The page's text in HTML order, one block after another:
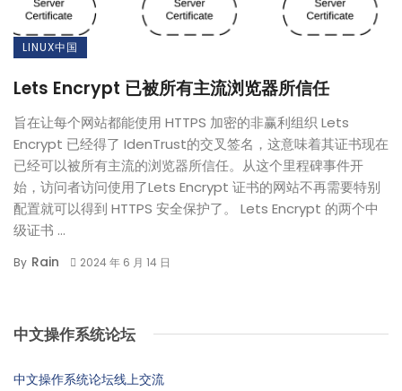
LINUX中国
Lets Encrypt 已被所有主流浏览器所信任
旨在让每个网站都能使用 HTTPS 加密的非赢利组织 Lets
Encrypt 已经得了 IdenTrust的交叉签名，这意味着其证书现在
已经可以被所有主流的浏览器所信任。从这个里程碑事件开
始，访问者访问使用了Lets Encrypt 证书的网站不再需要特别
配置就可以得到 HTTPS 安全保护了。 Lets Encrypt 的两个中
级证书 ...
By Rain 2024 年 6 月 14 日
中文操作系统论坛
中文操作系统论坛线上交流